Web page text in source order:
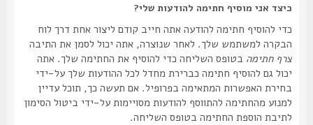
כיצד אני מוסיף חתימה להודעות שלי?
כדי להוסיף חתימה להודעה אתה חייב קודם ליצור אחת דרך לוח
הבקרה למשתמש שלך. לאחר שנוצרה, אתה יכול לסמן את התיבה
צרף חתימהבטופס השליחה כדי להוסיף את החתימה שלך. אתה
יכול גם להוסיף חתימה כברירת מחדל לכל ההודעות שלך על-ידי
בחירת האפשרות המתאימה בפרופיל. אם תעשה כך, תוכל עדיין
למנוע מהחתימה להתווסף להודעות מסויימות על-ידי ביטול הסימון
לתיבת הוספת החתימה בטופס השליחה.